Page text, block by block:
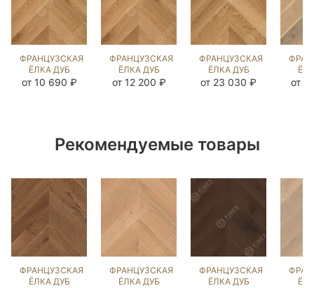
ФРАНЦУЗСКАЯ
ЁЛКА ДУБ
НАТУРАЛЬНЫЙ
от 10 690 ₽
ФРАНЦУЗСКАЯ
ЁЛКА ДУБ
НАТУРАЛЬНЫЙ
от 12 200 ₽
ФРАНЦУЗСКАЯ
ЁЛКА ДУБ
НАТУРАЛЬНЫЙ
от 23 030 ₽ от
Рекомендуемые товары
ФРАНЦУЗСКАЯ
ЁЛКА ДУБ
ФРАНЦУЗСКАЯ
ЁЛКА ДУБ
ФРАНЦУЗСКАЯ
ЁЛКА ДУБ